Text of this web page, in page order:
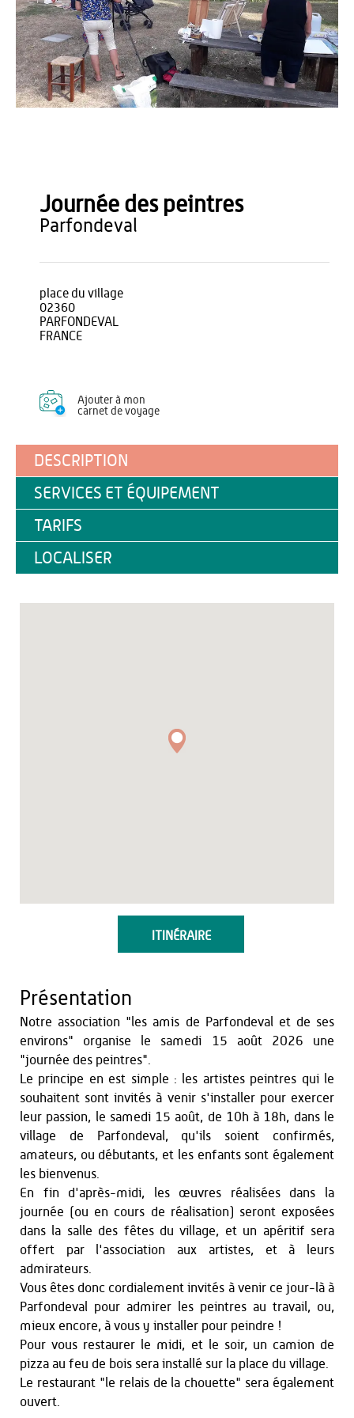
Journée des peintres
parfondeval
place du village
02360
PARFONDEVAL
FRANCE
Ajouter à mon
carnet de voyage
DESCRIPTION
SERVICES ET ÉQUIPEMENT
TARIFS
LOCALISER
ITINÉRAIRE
Présentation
Notre association "les amis de Parfondeval et de ses
environs" organise le samedi 15 août 2026 une
"journée des peintres".
Le principe en est simple : les artistes peintres qui le
souhaitent sont invités à venir s'installer pour exercer
leur passion, le samedi 15 août, de 10h à 18h, dans le
village de Parfondeval, qu'ils soient confirmés,
amateurs, ou débutants, et les enfants sont également
les bienvenus.
En fin d'après-midi, les œuvres réalisées dans la
journée (ou en cours de réalisation) seront exposées
dans la salle des fêtes du village, et un apéritif sera
offert par l'association aux artistes, et à leurs
admirateurs.
Vous êtes donc cordialement invités à venir ce jour-là à
Parfondeval pour admirer les peintres au travail, ou,
mieux encore, à vous y installer pour peindre !
Pour vous restaurer le midi, et le soir, un camion de
pizza au feu de bois sera installé sur la place du village.
Le restaurant "le relais de la chouette" sera également
ouvert.